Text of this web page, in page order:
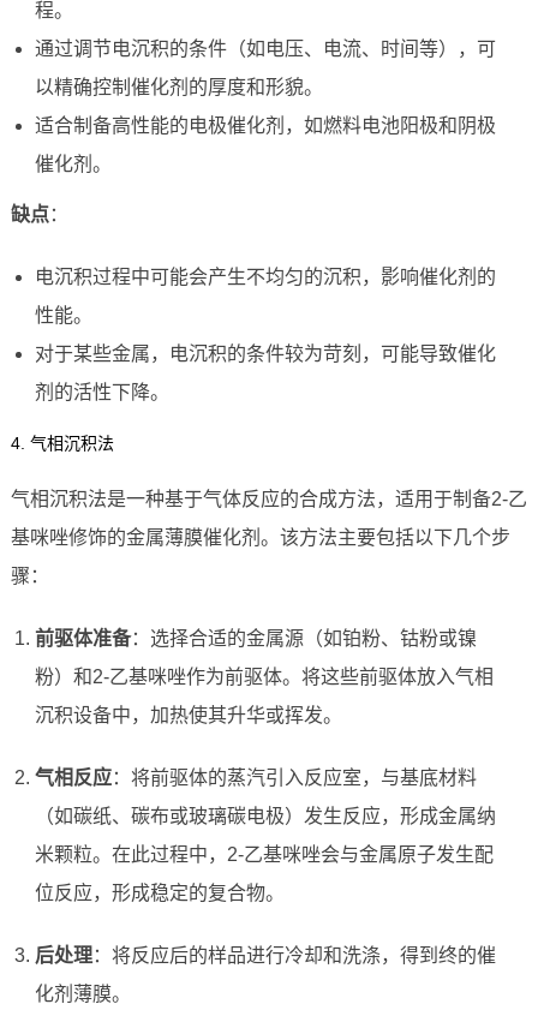
程。
通过调节电沉积的条件（如电压、电流、时间等），可
以精确控制催化剂的厚度和形貌。
适合制备高性能的电极催化剂，如燃料电池阳极和阴极
催化剂。
缺点：
电沉积过程中可能会产生不均匀的沉积，影响催化剂的
性能。
对于某些金属，电沉积的条件较为苛刻，可能导致催化
剂的活性下降。
4. 气相沉积法
气相沉积法是一种基于气体反应的合成方法，适用于制备2-乙
基咪唑修饰的金属薄膜催化剂。该方法主要包括以下几个步
骤：
前驱体准备：选择合适的金属源（如铂粉、钴粉或镍
粉）和2-乙基咪唑作为前驱体。将这些前驱体放入气相
沉积设备中，加热使其升华或挥发。
气相反应：将前驱体的蒸汽引入反应室，与基底材料
（如碳纸、碳布或玻璃碳电极）发生反应，形成金属纳
米颗粒。在此过程中，2-乙基咪唑会与金属原子发生配
位反应，形成稳定的复合物。
后处理：将反应后的样品进行冷却和洗涤，得到终的催
化剂薄膜。